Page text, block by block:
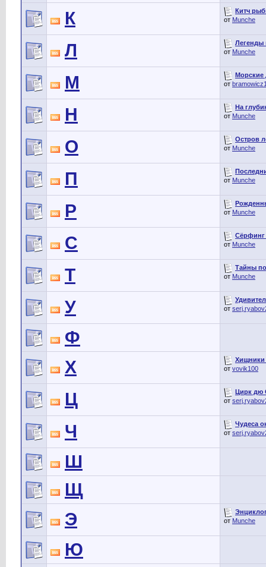
К
Китч
от Munche
Л
Легенды
от Munche
М
Морские
от
Н
На
от Munche
О
Остров
от Munche
П
от Munche
Р
от Munche
С
Сёрфинг
от Munche
Т
Тайны
от Munche
У
от
Ф
Х
Хищники
от vovik100
Ц
Цирк дю
от
Ч
Чудеса
от
Ш
Щ
Э
от Munche
Ю